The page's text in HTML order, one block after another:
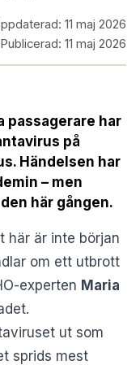
11 maj 2026
Publicerad: 11 maj 2026
passagerare har
på
Händelsen har
– men
här gången.
här är inte början
om ett utbrott
experten Maria
ut som
sprids mest